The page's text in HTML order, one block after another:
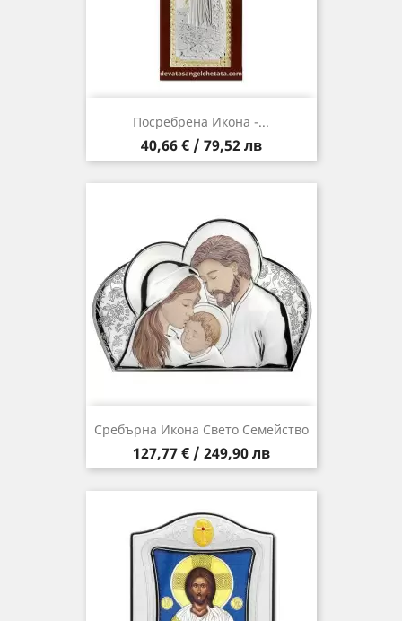
Посребрена Икона -...
Цена
40,66 € / 79,52 лв
Сребърна Икона Свето Семейство
Цена
127,77 € / 249,90 лв